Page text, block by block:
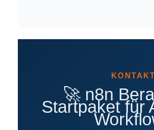
🚀 n8n
Startpaket für